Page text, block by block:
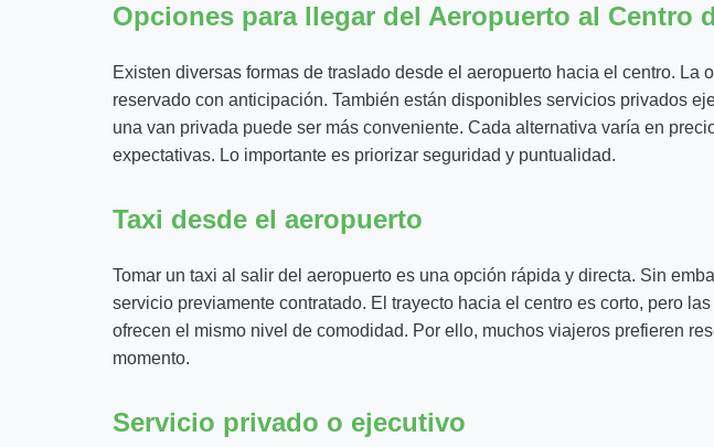
Opciones para llegar del Aeropuerto al Centro
Existen diversas formas de traslado desde el aeropuerto hacia el centro.
reservado con anticipación. También están disponibles servicios privados
una van privada puede ser más conveniente. Cada alternativa varía en
expectativas. Lo importante es priorizar seguridad y puntualidad.
Taxi desde el aeropuerto
Tomar un taxi al salir del aeropuerto es una opción rápida y directa. Sin
servicio previamente contratado. El trayecto hacia el centro es corto, pero
ofrecen el mismo nivel de comodidad. Por ello, muchos viajeros prefieren
momento.
Servicio privado o ejecutivo